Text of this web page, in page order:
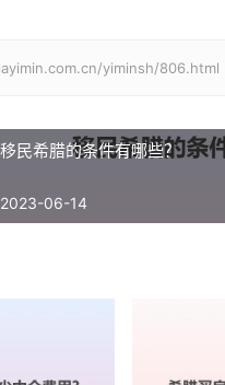
yiminsh/806.html
移民希腊的条件有哪些？
2023-06-14